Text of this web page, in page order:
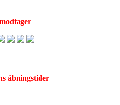
åbningstider